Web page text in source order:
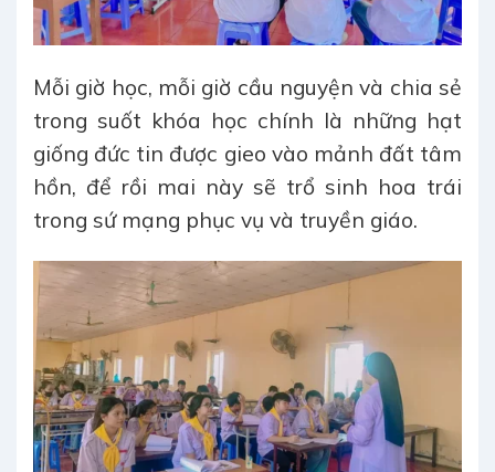
Mỗi giờ học, mỗi giờ cầu nguyện và chia sẻ
trong suốt khóa học chính là những hạt
giống đức tin được gieo vào mảnh đất tâm
hồn, để rồi mai này sẽ trổ sinh hoa trái
trong sứ mạng phục vụ và truyền giáo.